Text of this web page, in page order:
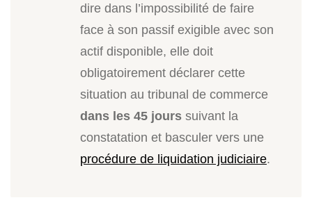
dire dans l’impossibilité de faire
face à son passif exigible avec son
actif disponible, elle doit
obligatoirement déclarer cette
situation au tribunal de commerce
dans les 45 jours suivant la
constatation et basculer vers une
procédure de liquidation judiciaire.